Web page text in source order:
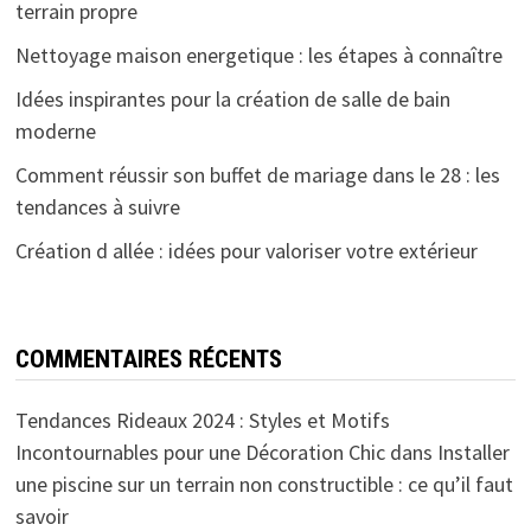
terrain propre
Nettoyage maison energetique : les étapes à connaître
Idées inspirantes pour la création de salle de bain
moderne
Comment réussir son buffet de mariage dans le 28 : les
tendances à suivre
Création d allée : idées pour valoriser votre extérieur
COMMENTAIRES RÉCENTS
Tendances Rideaux 2024 : Styles et Motifs
Incontournables pour une Décoration Chicdans Installer
une piscine sur un terrain non constructible : ce qu’il faut
savoir